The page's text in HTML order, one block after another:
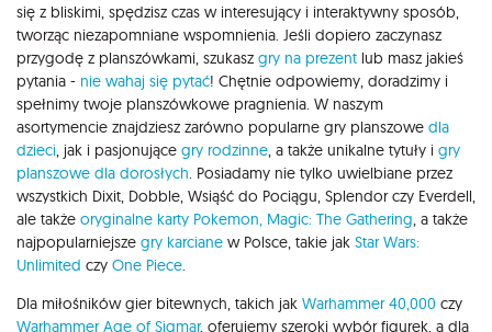
się z bliskimi, spędzisz czas w interesujący i interaktywny sposób,
tworząc niezapomniane wspomnienia. Jeśli dopiero zaczynasz
przygodę z planszówkami, szukasz gry na prezent lub masz jakieś
pytania - nie wahaj się pytać! Chętnie odpowiemy, doradzimy i
spełnimy twoje planszówkowe pragnienia. W naszym
asortymencie znajdziesz zarówno popularne gry planszowe dla
dzieci, jak i pasjonujące gry rodzinne, a także unikalne tytuły i gry
planszowe dla dorosłych. Posiadamy nie tylko uwielbiane przez
wszystkich Dixit, Dobble, Wsiąść do Pociągu, Splendor czy Everdell,
ale także oryginalne karty Pokemon, Magic: The Gathering, a także
najpopularniejsze gry karciane w Polsce, takie jak Star Wars:
Unlimited czy One Piece.
Dla miłośników gier bitewnych, takich jak Warhammer 40,000 czy
Warhammer Age of Sigmar, oferujemy szeroki wybór figurek, a dla